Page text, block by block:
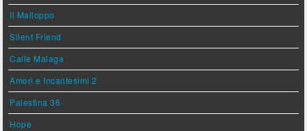
Il Malloppo
Silent Friend
Calle Malaga
Amori e Incantesimi 2
Palestina 36
Hope